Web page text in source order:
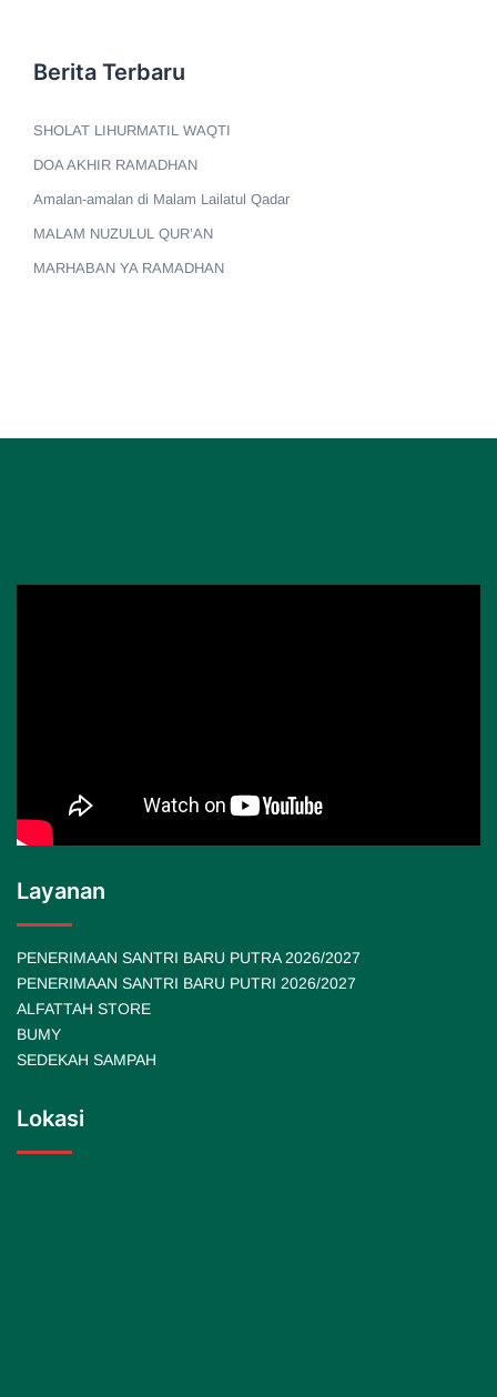
Berita Terbaru
SHOLAT LIHURMATIL WAQTI
DOA AKHIR RAMADHAN
Amalan-amalan di Malam Lailatul Qadar
MALAM NUZULUL QUR’AN
MARHABAN YA RAMADHAN
Layanan
PENERIMAAN SANTRI BARU PUTRA 2026/2027
PENERIMAAN SANTRI BARU PUTRI 2026/2027
ALFATTAH STORE
BUMY
SEDEKAH SAMPAH
Lokasi